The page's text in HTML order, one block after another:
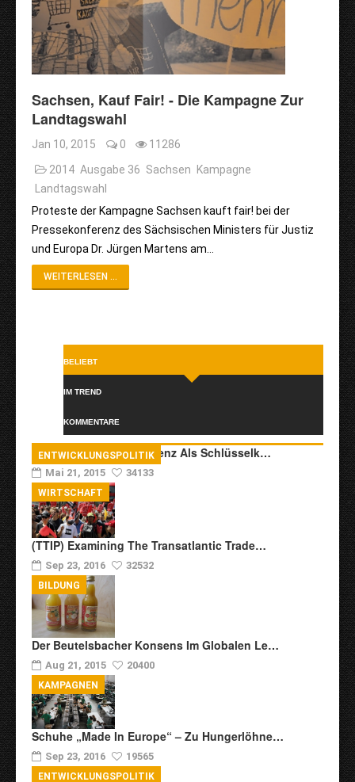
Sachsen, Kauf Fair! - Die Kampagne Zur
Landtagswahl
Jan 10, 2015 0
11286
2014 Ausgabe 36 Sachsen
Kampagne
Landtagswahl
Proteste der Kampagne Sachsen kauft fair! bei der
Pressekonferenz des Sächsischen Ministers für Justiz
und Europa Dr. Jürgen Martens am…
WEITERLESEN ...
BELIEBT
IM TREND
KOMMENTARE
Transkulturelle Kompetenz Als Schlüsselk…
Mai 21, 2015 34133
ENTWICKLUNGSPOLITIK
(TTIP) Examining The Transatlantic Trade…
Sep 23, 2016 32532
WIRTSCHAFT
Der Beutelsbacher Konsens Im Globalen Le…
Aug 21, 2015 20400
BILDUNG
Schuhe „Made In Europe“ – Zu Hungerlöhne…
Sep 23, 2016 19565
KAMPAGNEN
ENTWICKLUNGSPOLITIK